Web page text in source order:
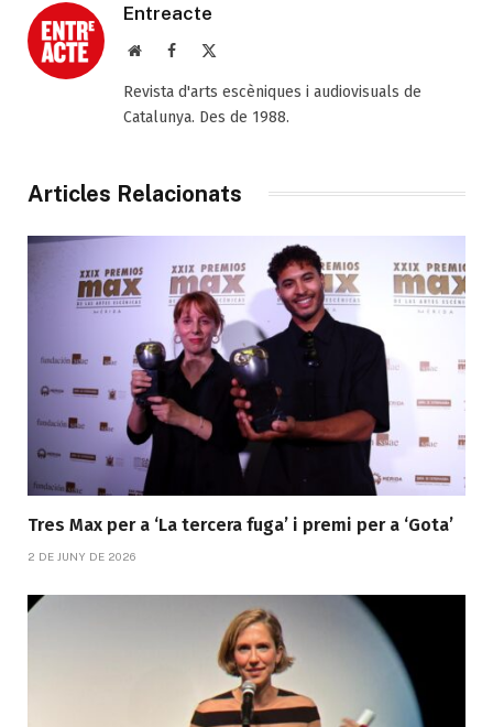
Entreacte
Web Facebook
Revista d'arts escèniques i audiovisuals de
Catalunya. Des de 1988.
Articles Relacionats
Tres Max per a ‘La tercera fuga’ i premi per a ‘Gota’
2 DE JUNY DE 2026